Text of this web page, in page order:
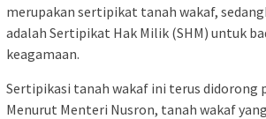
merupakan sertipikat tanah wakaf,
adalah Sertipikat Hak Milik (SHM) untuk
keagamaan.
Sertipikasi tanah wakaf ini terus didorong
Menurut Menteri Nusron, tanah wakaf